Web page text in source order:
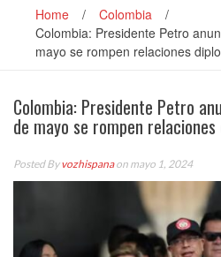
Home / Colombia
/
Colombia: Presidente Petro
mayo se rompen relaciones
Colombia: Presidente Petro
de mayo se rompen
Posted Byvozhispanaon mayo 1, 2024